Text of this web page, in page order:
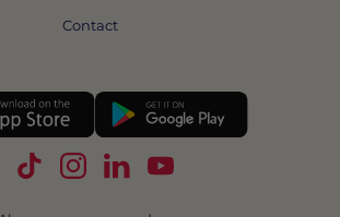
Contact
Volg Swipe4Work op TikTok
Volg Swipe4Work op
Volg Swipe4Work op
Volg Swipe4Work